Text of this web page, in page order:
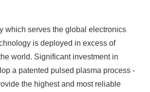
which serves the global electronics
is deployed in excess of
world. Significant investment in
a patented pulsed plasma process -
the highest and most reliable